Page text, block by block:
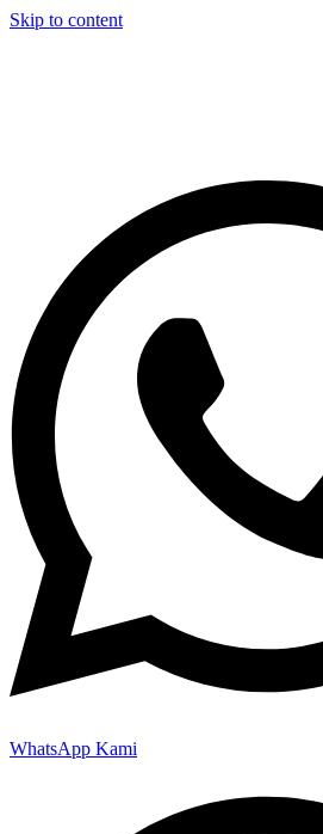
Skip to content
WhatsApp Kami